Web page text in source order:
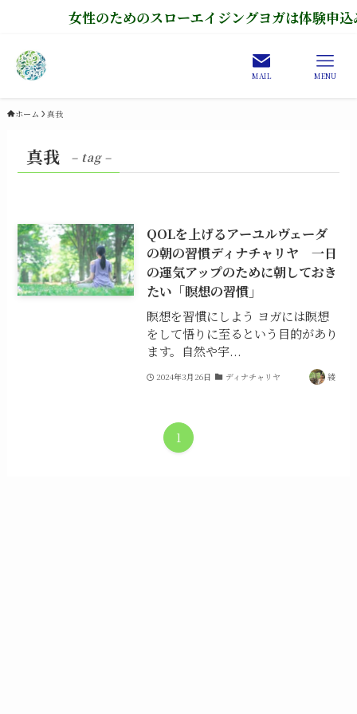
女性のためのスローエイジングヨガは体験申
MAIL MENU
ホーム 真我
真我 – tag –
QOLを上げるアーユルヴェーダ
の朝の習慣ディナチャリヤ 一日
の運気アップのために朝しておき
たい「瞑想の習慣」
瞑想を習慣にしよう ヨガには瞑想
をして悟りに至るという目的があり
ます。自然や宇...
2024年3月26日 ディナチャリヤ 綾
1